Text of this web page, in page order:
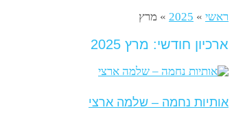
ראשי »
2025
» מרץ
ארכיון חודשי: מרץ 2025
אותיות נחמה – שלמה ארצי